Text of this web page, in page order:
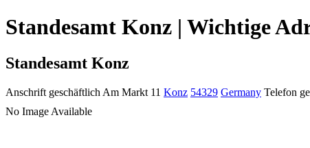
Standesamt Konz | Wichtige
Standesamt Konz
Anschrift geschäftlich Am Markt 11 Konz 54329 Germany Telefon
No Image Available